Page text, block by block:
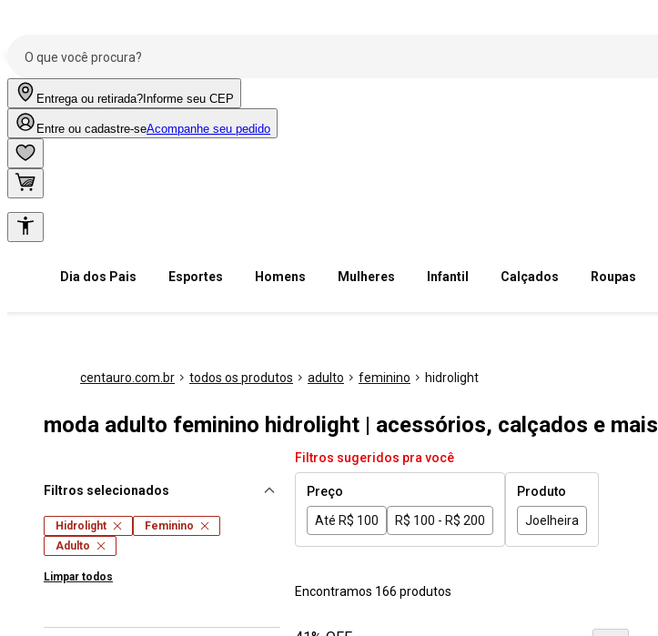
Entrega ou retirada? Informe seu CEP
Entre ou cadastre-seAcompanhe seu pedido
Dia dos Pais Esportes Homens Mulheres Infantil Calçados Roupas
centauro.com.br todos os produtos adulto feminino hidrolight
moda adulto feminino hidrolight | acessórios, calçados e mais
Filtros selecionados
Hidrolight
Feminino
Adulto
Limpar todos
Filtros sugeridos pra você
Preço
Até R$ 100
R$ 100 - R$ 200
Produto
Joelheira
Encontramos 166 produtos